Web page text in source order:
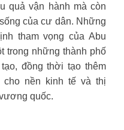
quả vận hành mà còn
của cư dân. Những
tham vọng của Abu
trong những thành phố
đồng thời tạo thêm
nền kinh tế và thị
quốc.